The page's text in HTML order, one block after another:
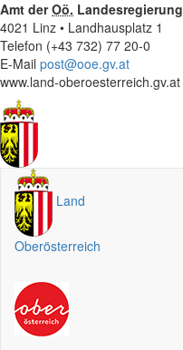
Amt derOö. Landesregierung
4021 Linz • Landhausplatz 1
Telefon (+43 732) 77 20-0
E-Mail post@ooe.gv.at
www.land-oberoesterreich.gv.at
Land
Oberösterreich